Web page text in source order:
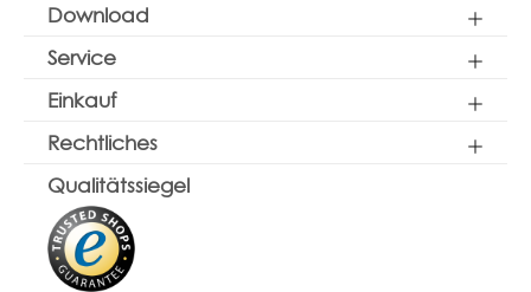
Download
Service
Einkauf
Rechtliches
Qualitätssiegel